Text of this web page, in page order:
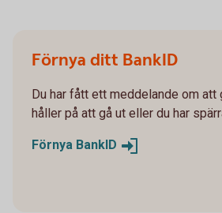
Förnya ditt BankID
Du har fått ett meddelande om
håller på att gå ut eller du har
Förnya BankID